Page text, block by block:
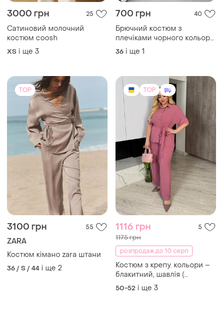
3000 грн 25
Сатиновий молочний
костюм coosh
ХS і ще 3
700 грн 40
Брючний костюм з
плечіками чорного кольору
еврокостюмка без
підкладки з кішенями
36 і ще 1
TOP
3100 грн 55
ZARA
Костюм кімано zara штани
36 / S / 44 і ще 2
TOP
1116 грн 5
1175 грн
розпродаж до 10 серп
Костюм з крепу. кольори –
блакитний, шавлія (
св.зелений) , бежевий,
фрезовий. ❤️розміри: 50/52,
50-52 і ще 3